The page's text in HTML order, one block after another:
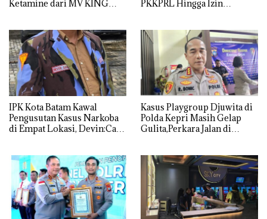
Ketamine dari MV KING
PKKPRL Hingga Izin
IPK Kota Batam Kawal
Pengusutan Kasus Narkoba
di Empat Lokasi, Devin:Cari
Kasus Playgroup Djuwita di
Polda Kepri Masih Gelap
Gulita,Perkara Jalan di